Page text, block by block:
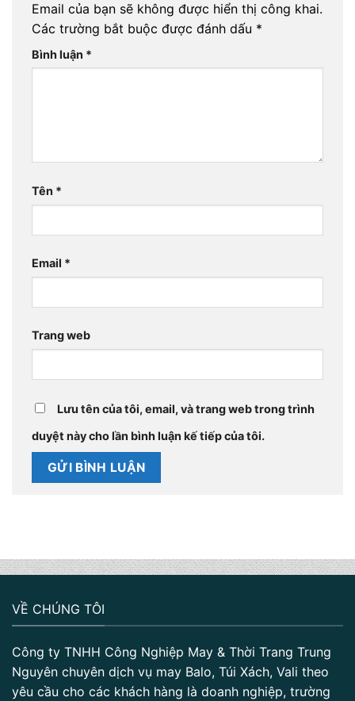
Email của bạn sẽ không được hiển thị công khai.
Các trường bắt buộc được đánh dấu *
Bình luận *
Tên *
Email *
Trang web
Lưu tên của tôi, email, và trang web trong trình
duyệt này cho lần bình luận kế tiếp của tôi.
VỀ CHÚNG TÔI
Công ty TNHH Công Nghiệp May & Thời Trang Trung
Nguyên chuyên dịch vụ may Balo, Túi Xách, Vali theo
yêu cầu cho các khách hàng là doanh nghiệp, trường